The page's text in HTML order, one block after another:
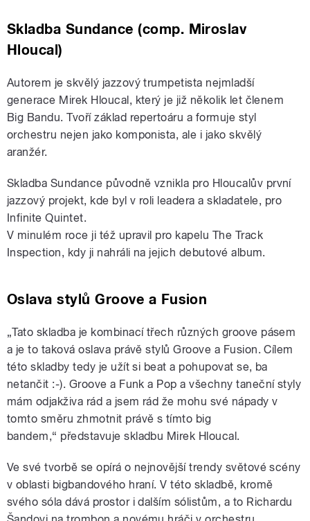
Skladba Sundance (comp. Miroslav
Hloucal)
Autorem je skvělý jazzový trumpetista nejmladší
generace Mirek Hloucal, který je již několik let členem
Big Bandu. Tvoří základ repertoáru a formuje styl
orchestru nejen jako komponista, ale i jako skvělý
aranžér.
Skladba Sundance původně vznikla pro Hloucalův první
jazzový projekt, kde byl v roli leadera a skladatele, pro
Infinite Quintet.
V minulém roce ji též upravil pro kapelu The Track
Inspection, kdy ji nahráli na jejich debutové album.
Oslava stylů Groove a Fusion
„Tato skladba je kombinací třech různých groove pásem
a je to taková oslava právě stylů Groove a Fusion. Cílem
této skladby tedy je užít si beat a pohupovat se, ba
netančit :-). Groove a Funk a Pop a všechny taneční styly
mám odjakživa rád a jsem rád že mohu své nápady v
tomto směru zhmotnit právě s tímto big
bandem,“ představuje skladbu Mirek Hloucal.
Ve své tvorbě se opírá o nejnovější trendy světové scény
v oblasti bigbandového hraní. V této skladbě, kromě
svého sóla dává prostor i dalším sólistům, a to Richardu